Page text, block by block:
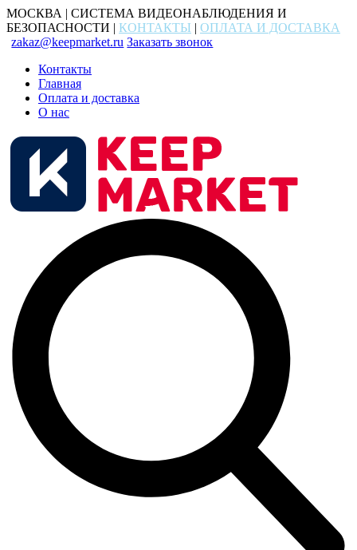
МОСКВА | СИСТЕМА ВИДЕОНАБЛЮДЕНИЯ И
БЕЗОПАСНОСТИ | КОНТАКТЫ | ОПЛАТА И ДОСТАВКА
zakaz@keepmarket.ru Заказать звонок
Контакты
Главная
Оплата и доставка
О нас